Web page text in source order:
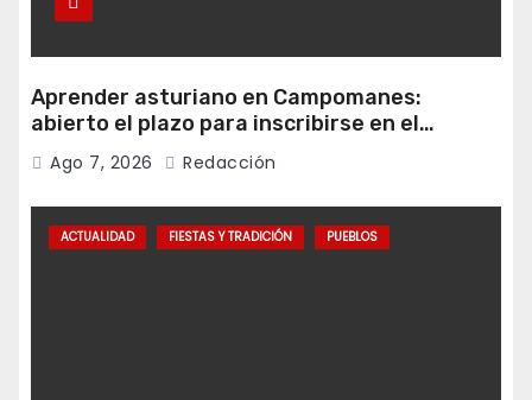
Aprender asturiano en Campomanes:
abierto el plazo para inscribirse en el
programa Falamos
Ago 7, 2026 Redacción
ACTUALIDAD FIESTAS Y TRADICIÓN PUEBLOS